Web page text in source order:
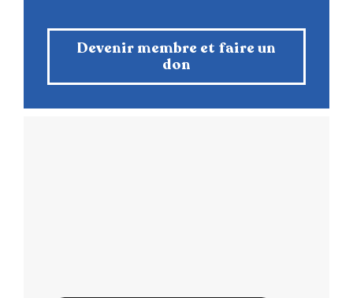
Devenir membre et faire un
don